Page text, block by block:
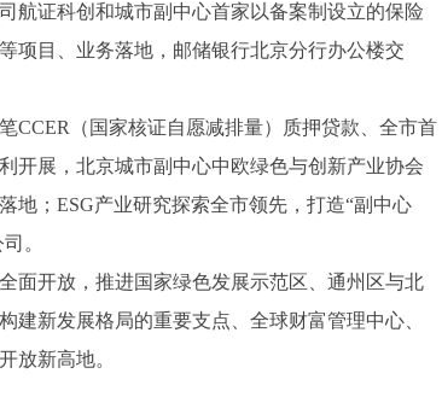
航证科创和城市副中心首家以备案制设立的保险
项目、业务落地，邮储银行北京分行办公楼交
CCER（国家核证自愿减排量）质押贷款、全市首
开展，北京城市副中心中欧绿色与创新产业协会
地；ESG产业研究探索全市领先，打造“副中心
。
面开放，推进国家绿色发展示范区、通州区与北
新发展格局的重要支点、全球财富管理中心、
放新高地。